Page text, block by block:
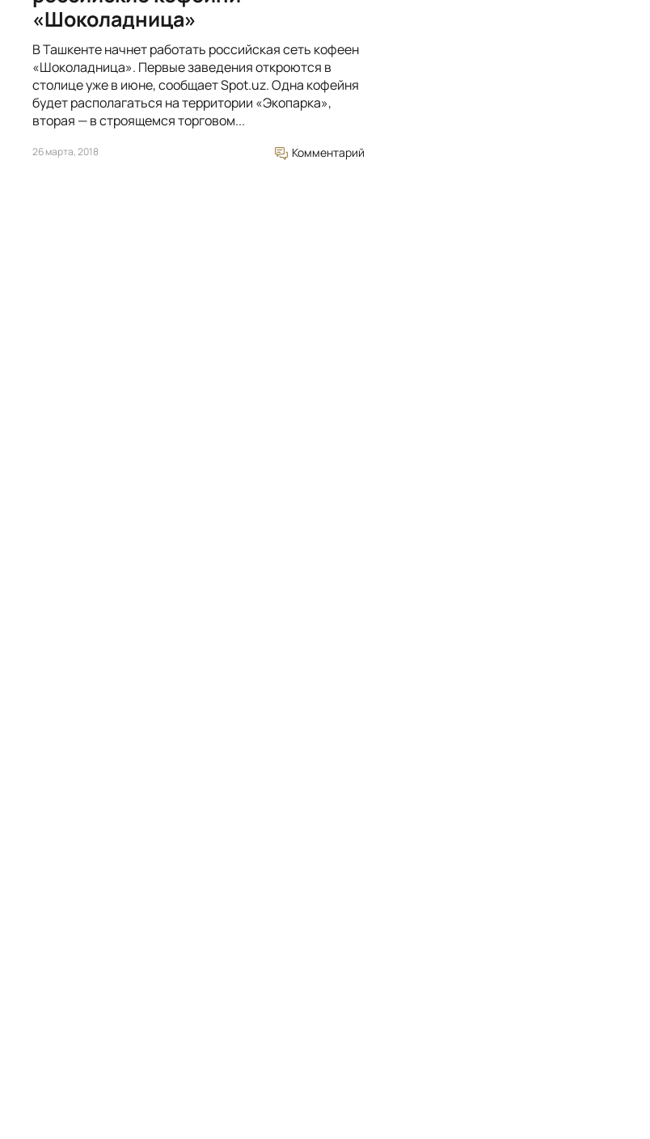
«Шоколадница»
В Ташкенте начнет работать российская сеть кофеен
«Шоколадница». Первые заведения откроются в
столице уже в июне, сообщает Spot.uz. Одна кофейня
будет располагаться на территории «Экопарка»,
вторая — в строящемся торговом...
26 марта, 2018 Комментарий